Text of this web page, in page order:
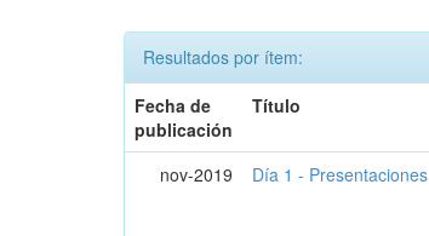
Resultados por ítem:
Fecha de
publicación
Título
nov-2019 Día 1 - Presentaciones